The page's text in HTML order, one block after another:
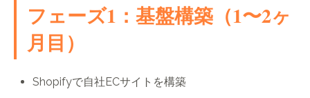
フェーズ1：基盤構築（1〜2ヶ
月目）
Shopifyで自社ECサイトを構築